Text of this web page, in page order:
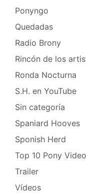
Ponyngo
Quedadas
Radio Brony
Rincón de los
Ronda Nocturna
S.H. en YouTube
Sin categoría
Spaniard Hooves
Sponish Herd
Top 10 Pony
Trailer
Vídeos